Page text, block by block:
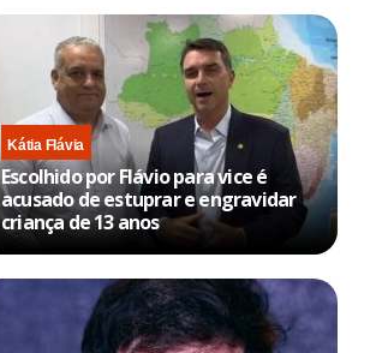
Kátia Flávia
Escolhido por Flávio para vice é
acusado de estuprar e engravidar
criança de 13 anos